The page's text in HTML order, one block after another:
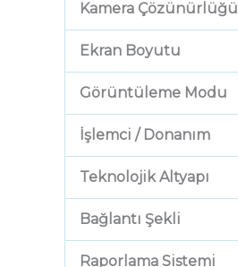
Kamera Çözünürlüğü
Ekran Boyutu
Görüntüleme Modu
İşlemci / Donanım
Teknolojik Altyapı
Bağlantı Şekli
Raporlama Sistemi